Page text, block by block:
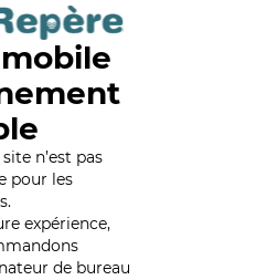
n’est pas
pour les
expérience,
de bureau